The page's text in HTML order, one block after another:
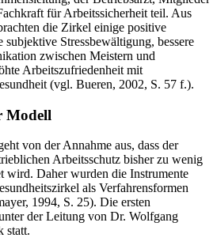
für Arbeitssicherheit teil. Aus
die Zirkel einige positive
subjektive Stressbewältigung, bessere
zwischen Meistern und
Arbeitszufriedenheit mit
(vgl. Bueren, 2002, S. 57 f.).
Modell
von der Annahme aus, dass der
Arbeitsschutz bisher zu wenig
wird. Daher wurden die Instrumente
als Verfahrensformen
1994, S. 25). Die ersten
der Leitung von Dr. Wolfgang
statt.